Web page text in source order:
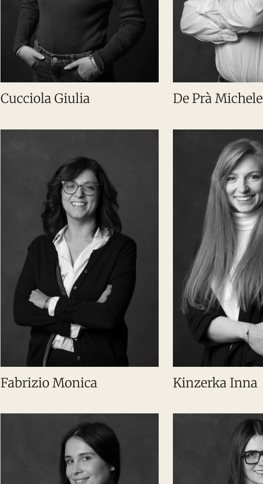
Cucciola Giulia De Prà Michele
Fabrizio Monica Kinzerka Inna